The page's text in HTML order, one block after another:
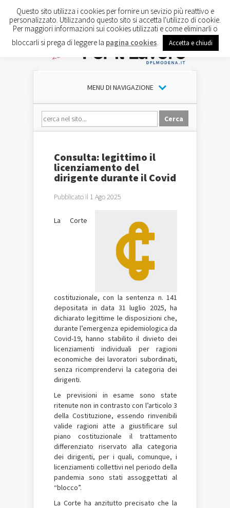
MENU DI NAVIGAZIONE
Consulta: legittimo il
licenziamento del
dirigente durante il Covid
Pubblicato il 1 Ago 2025
La Corte
costituzionale, con la sentenza n. 141
depositata in data 31 luglio 2025, ha
dichiarato legittime le disposizioni che,
durante l’emergenza epidemiologica da
Covid-19, hanno stabilito il divieto dei
licenziamenti individuali per ragioni
economiche dei lavoratori subordinati,
senza ricomprendervi la categoria dei
dirigenti.
Le previsioni in esame sono state
ritenute non in contrasto con l’articolo 3
della Costituzione, essendo rinvenibili
valide ragioni atte a giustificare sul
piano costituzionale il trattamento
differenziato riservato alla categoria
dei dirigenti, per i quali, comunque, i
licenziamenti collettivi nel periodo della
pandemia sono stati assoggettati al
“blocco”.
La Corte ha anzitutto precisato che la
Questo sito utilizza i cookies per fornire un sevizio più reattivo e
personalizzato. Utilizzando questo sito si accetta l'utilizzo di cookie.
Per maggiori informazioni sui cookies utilizzati e come eliminarli o
bloccarli si prega di leggere la pagina cookies Accetta e chiudi